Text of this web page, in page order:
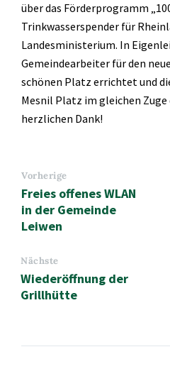
über das Förderprogramm
Trinkwasserspender für
Landesministerium. In
Gemeindearbeiter für den
schönen Platz errichtet und
Mesnil Platz im gleichen
herzlichen Dank!
Vorherige
Freies offenes WLAN
in der Gemeinde
Leiwen
Nächste
Wiederöffnung der
Grillhütte